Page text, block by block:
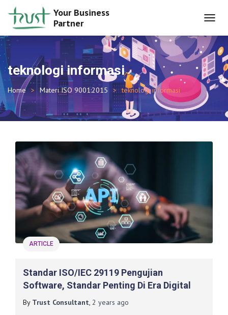
Your Business
Partner
teknologi informasi
Home Materi ISO 9001:2015 teknologi informasi
ARTICLE
Standar ISO/IEC 29119 Pengujian
Software, Standar Penting Di Era Digital
By Trust Consultant, 2 years ago